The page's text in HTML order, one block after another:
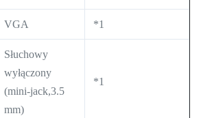
VGA *1
Słuchowy
wyłączony
(mini-jack,3.5
mm)
*1